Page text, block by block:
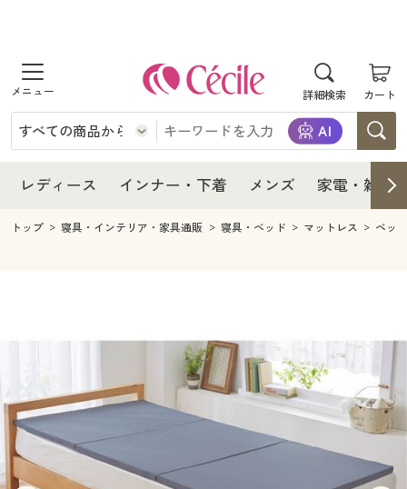
詳細検索 カート
商品を探す
レディース
レディースファッション
インナー・下着
インナー・下着通販すべて
ジュニア・ティーンズ下着
メンズ
キッチン・雑貨・日用品
寝具・インテリア・家具通販すべて
家具・収納
寝具・ベッド
美容・健康通販すべて
美容・健康・サプリメント
制服・スクール
制服・スクールすべて
大きいサイズ
レディース インナー・下着 メンズ 家電・雑貨
レディース
レディース通販すべて
レディースファッション
インナー・下着
インナー・下着通販すべて
メンズ
寝具・ベッド
カーテン・ラグ・ファブリック
美容・健康・サプリメント
制服・スクールすべて
制服・学生服
大きいサイズ
大きいサイズ通販すべて
バーゲン
トップ 寝具・インテリア・家具通販 寝具・ベッド マットレス ベッ